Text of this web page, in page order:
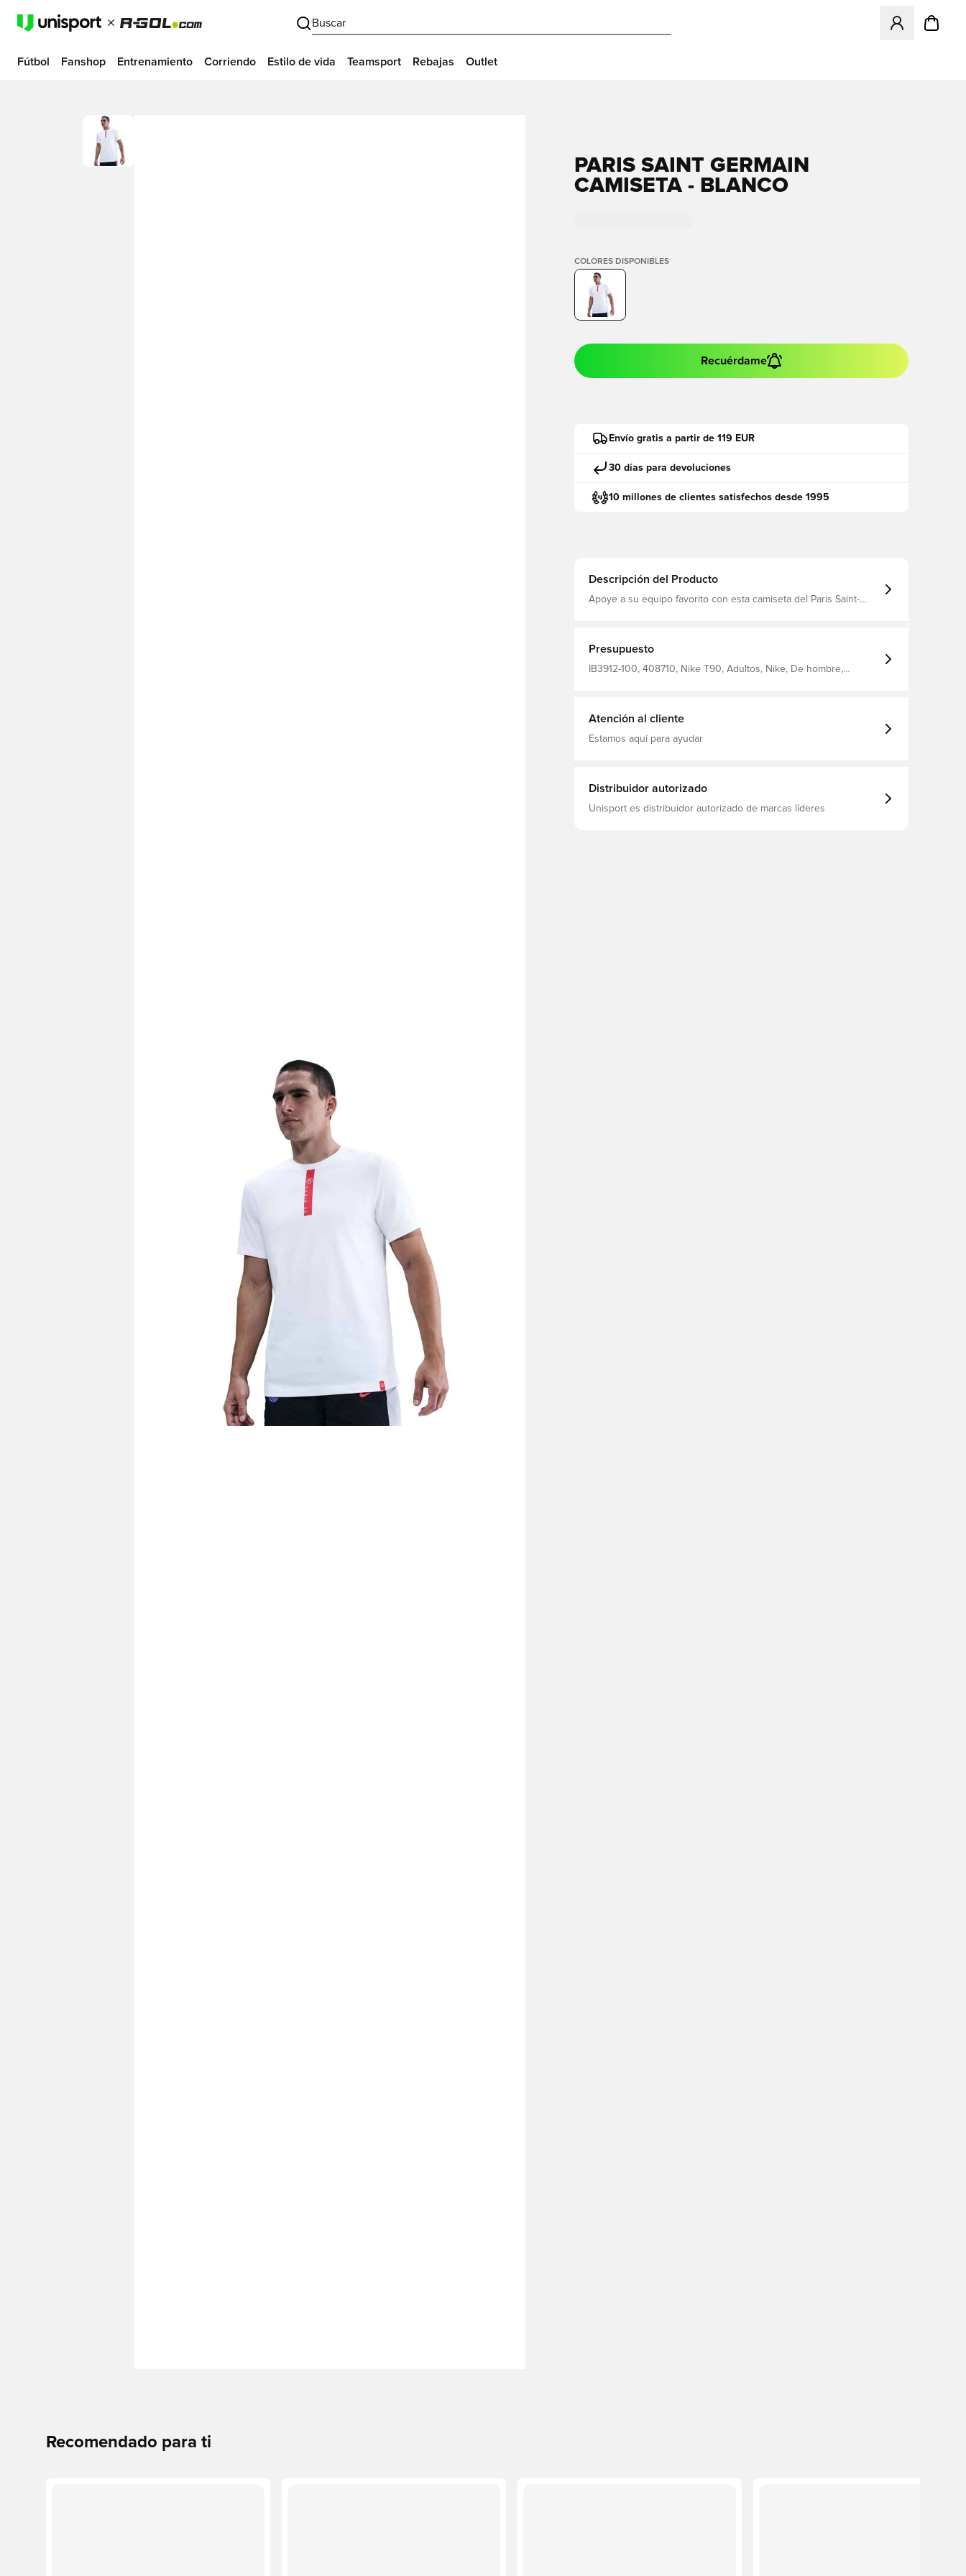
Buscar
Abre un modal
Fútbol Fanshop Entrenamiento Corriendo Estilo de vida Teamsport Rebajas Outlet
PARIS SAINT GERMAIN
CAMISETA - BLANCO
COLORES DISPONIBLES
Recuérdame
Envío gratis a partir de 119 EUR
30 días para devoluciones
10 millones de clientes satisfechos desde 1995
Descripción del Producto
Apoye a su equipo favorito con esta camiseta del Paris Saint-
Presupuesto
IB3912-100, 408710, Nike T90, Adultos, Nike, De hombre,
Atención al cliente
Estamos aquí para ayudar
Distribuidor autorizado
Unisport es distribuidor autorizado de marcas líderes
Recomendado para ti